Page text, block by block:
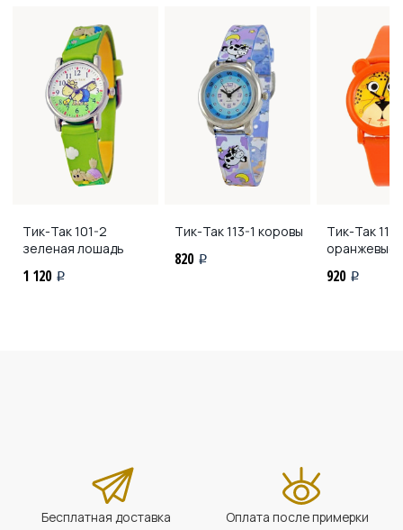
Тик-Так101-2
зеленая лошадь
1 120 i
Тик-Так113-1 коровы
820 i
Тик-Так
оранжевые
920 i
Бесплатная доставка Оплата после примерки